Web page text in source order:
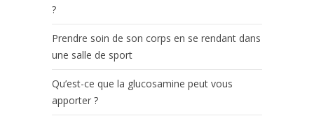
?
Prendre soin de son corps en se rendant dans
une salle de sport
Qu’est-ce que la glucosamine peut vous
apporter ?